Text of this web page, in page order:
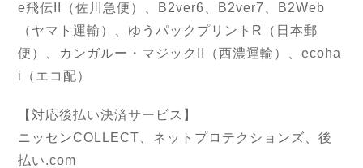
e飛伝II（佐川急便）、B2ver6、B2ver7、B2Web
（ヤマト運輸）、ゆうパックプリントR（日本郵
便）、カンガルー・マジックII（西濃運輸）、ecoha
i（エコ配）
【対応後払い決済サービス】
ニッセンCOLLECT、ネットプロテクションズ、後
払い.com